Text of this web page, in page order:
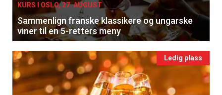
KURS I OSLO, 27. AUGUST
Sammenlign franske klassikere og ungarske
viner til en 5-retters meny
Ledig plass